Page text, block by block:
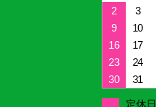
2
3
9
10
16
17
23
24
30
31
定休日